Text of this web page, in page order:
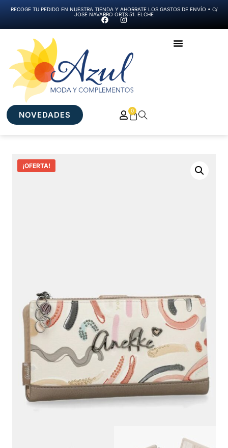
RECOGE TU PEDIDO EN NUESTRA TIENDA Y AHORRATE LOS GASTOS DE ENVÍO • C/
JOSE NAVARRO ORTS 51. ELCHE
NOVEDADES 0
¡OFERTA!